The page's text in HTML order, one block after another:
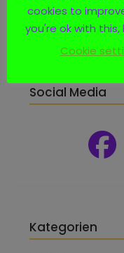
Social Media
Kategorien
cookies to
you're ok with
Cookie